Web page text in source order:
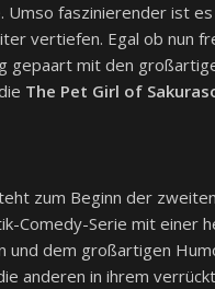
faszinierender ist
vertiefen. Egal ob nun
gepaart mit den
The Pet Girl of
zum Beginn der
Comedy-Serie mit einer
und dem großartigen
anderen in ihrem